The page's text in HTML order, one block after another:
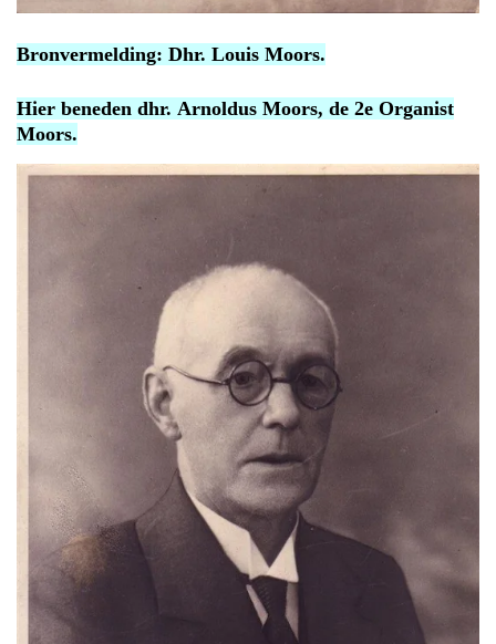
Bronvermelding: Dhr. Louis Moors.
Hier beneden dhr. Arnoldus Moors, de 2e Organist
Moors.